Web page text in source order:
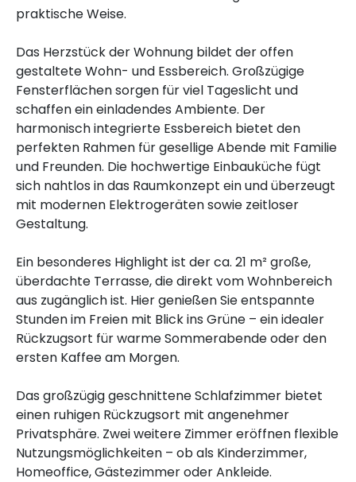
praktische Weise.
Das Herzstück der Wohnung bildet der offen
gestaltete Wohn- und Essbereich. Großzügige
Fensterflächen sorgen für viel Tageslicht und
schaffen ein einladendes Ambiente. Der
harmonisch integrierte Essbereich bietet den
perfekten Rahmen für gesellige Abende mit Familie
und Freunden. Die hochwertige Einbauküche fügt
sich nahtlos in das Raumkonzept ein und überzeugt
mit modernen Elektrogeräten sowie zeitloser
Gestaltung.
Ein besonderes Highlight ist der ca. 21 m² große,
überdachte Terrasse, die direkt vom Wohnbereich
aus zugänglich ist. Hier genießen Sie entspannte
Stunden im Freien mit Blick ins Grüne – ein idealer
Rückzugsort für warme Sommerabende oder den
ersten Kaffee am Morgen.
Das großzügig geschnittene Schlafzimmer bietet
einen ruhigen Rückzugsort mit angenehmer
Privatsphäre. Zwei weitere Zimmer eröffnen flexible
Nutzungsmöglichkeiten – ob als Kinderzimmer,
Homeoffice, Gästezimmer oder Ankleide.